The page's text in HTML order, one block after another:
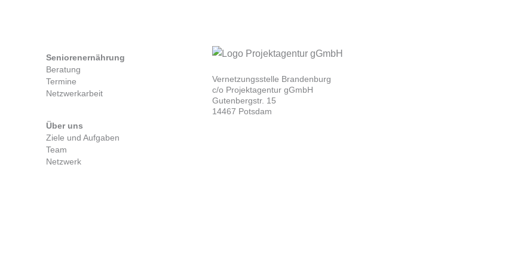
Seniorenernährung
Beratung
Termine
Netzwerkarbeit
Über uns
Ziele und Aufgaben
Team
Netzwerk
Vernetzungsstelle Brandenburg
c/o Projektagentur gGmbH
Gutenbergstr. 15
14467 Potsdam